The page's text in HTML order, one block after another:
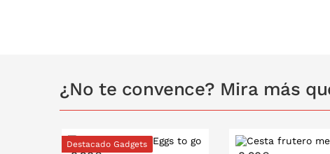
¿No te convence? Mira más
Destacado Gadgets